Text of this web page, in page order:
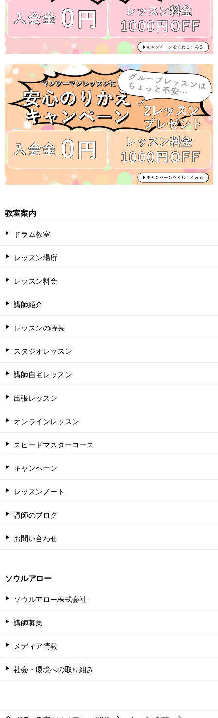
教室案内
ドラム教室
レッスン場所
レッスン料金
講師紹介
レッスンの特長
スタジオレッスン
講師自宅レッスン
出張レッスン
オンラインレッスン
スピードマスターコース
キャンペーン
レッスンノート
講師のブログ
お問い合わせ
ソウルアロー
ソウルアロー株式会社
講師募集
メディア情報
社会・環境への取り組み